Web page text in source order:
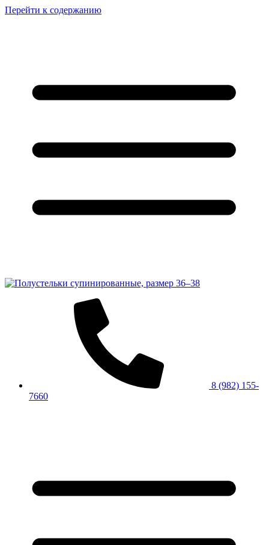
Перейти к содержанию
8 (982) 155-
7660